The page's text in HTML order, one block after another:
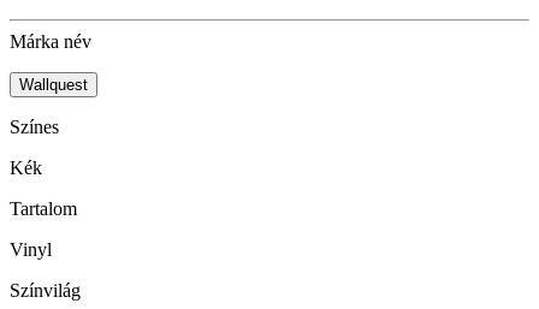
Márka név
Wallquest
Színes
Kék
Tartalom
Vinyl
Színvilág